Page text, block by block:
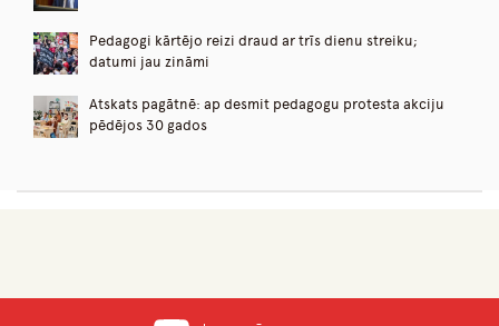
Pedagogi kārtējo reizi draud ar trīs dienu streiku;
datumi jau zināmi
Atskats pagātnē: ap desmit pedagogu protesta akciju
pēdējos 30 gados